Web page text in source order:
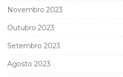
Novembro 2023
Outubro 2023
Setembro 2023
Agosto 2023